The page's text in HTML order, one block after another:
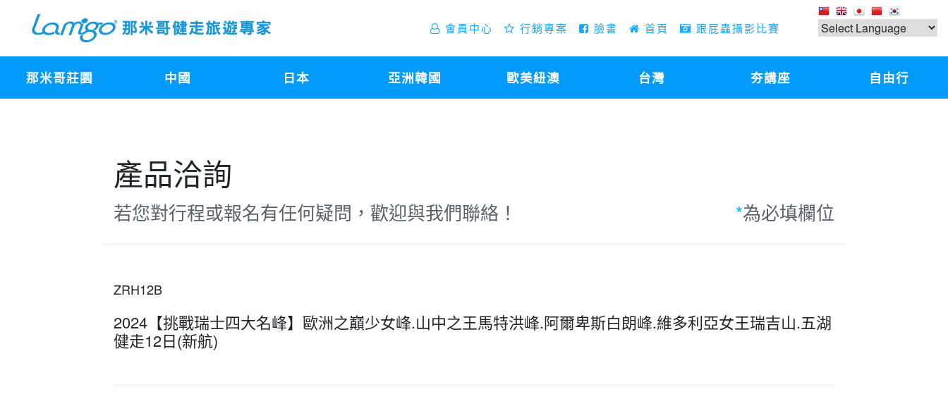
會員中心 行銷專案 臉書 首頁 跟屁蟲攝影比賽
那米哥莊園 中國 日本 亞洲韓國 歐美紐澳 台灣 夯講座 自由行
產品洽詢
若您對行程或報名有任何疑問，歡迎與我們聯絡！ *為必填欄位
ZRH12B
2024【挑戰瑞士四大名峰】歐洲之巔少女峰.山中之王馬特洪峰.阿爾卑斯白朗峰.維多利亞女王瑞吉山.五湖
健走12日(新航)